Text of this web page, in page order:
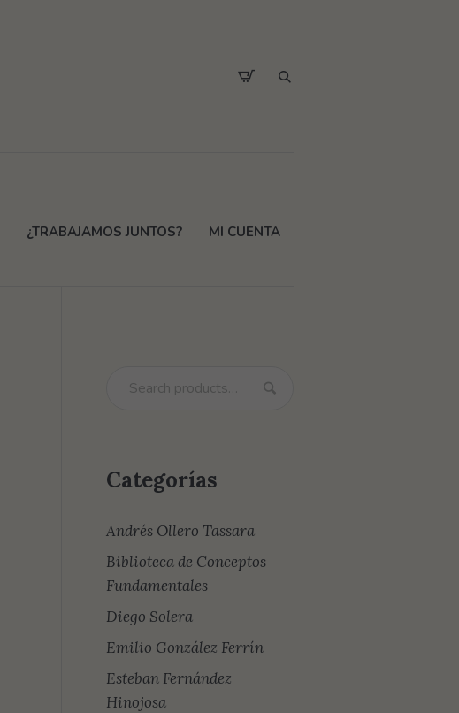
¿TRABAJAMOS JUNTOS? MI CUENTA
Categorías
Andrés Ollero Tassara
Biblioteca de Conceptos
Fundamentales
Diego Solera
Emilio González Ferrín
Esteban Fernández
Hinojosa